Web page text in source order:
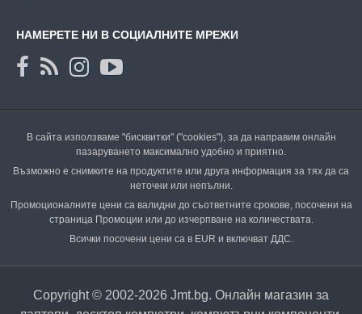
НАМЕРЕТЕ НИ В СОЦИАЛНИТЕ МРЕЖИ
В сайта използваме "бисквитки" ("cookies"), за да направим онлайн
пазаруването максимално удобно и приятно.
Възможно е снимките на продуктите или друга информация за тях да са
неточни или непълни.
Промоционалните цени са валидни до съответните срокове, посочени на
страница Промоции или до изчерпване на количествата.
Всички посочени цени са в EUR и включват ДДС.
Copyright © 2002-2026 Jmt.bg. Онлайн магазин за